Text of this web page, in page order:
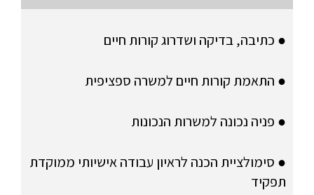
● כתיבה, בדיקה ושדרוג קורות חיים
● התאמת קורות חיים למשרה ספציפית
● פניה נכונה למשרות הנכונות
● סימולציית הכנה לראיון עבודה אישיותי ממוקדת
תפקיד